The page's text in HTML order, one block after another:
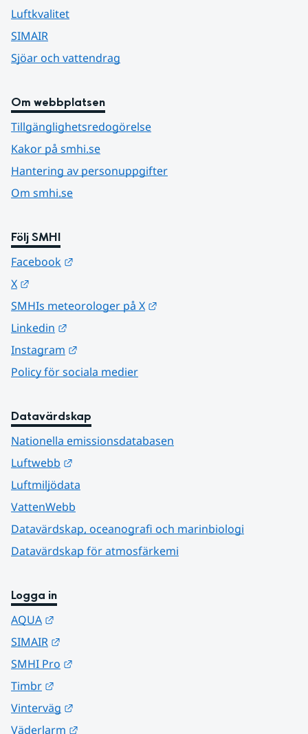
Luftkvalitet
SIMAIR
Sjöar och vattendrag
Om webbplatsen
Tillgänglighetsredogörelse
Kakor på smhi.se
Hantering av personuppgifter
Om smhi.se
Följ SMHI
Facebook
X
SMHIs meteorologer på X
Linkedin
Instagram
Policy för sociala medier
Datavärdskap
Nationella emissionsdatabasen
Luftwebb
Luftmiljödata
VattenWebb
Datavärdskap, oceanografi och marinbiologi
Datavärdskap för atmosfärkemi
Logga in
AQUA
SIMAIR
SMHI Pro
Timbr
Vinterväg
Väderlarm